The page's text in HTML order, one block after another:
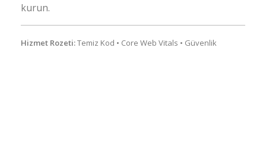
kurun.
Hizmet Rozeti:Temiz Kod • Core Web Vitals • Güvenlik